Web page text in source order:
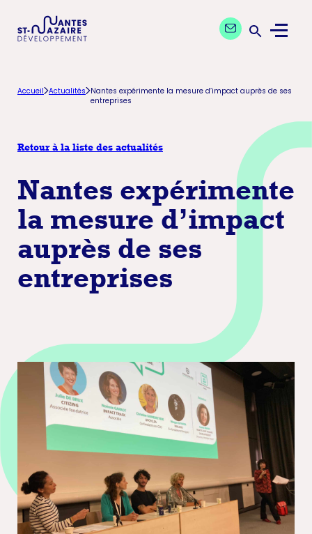
contenu
Menu
Contactez nos
Accueil Actualités Nantes expérimente la mesure d’impact auprès de ses
entreprises
Retour à la liste des actualités
Nantes expérimente
la mesure d’impact
auprès de ses
entreprises